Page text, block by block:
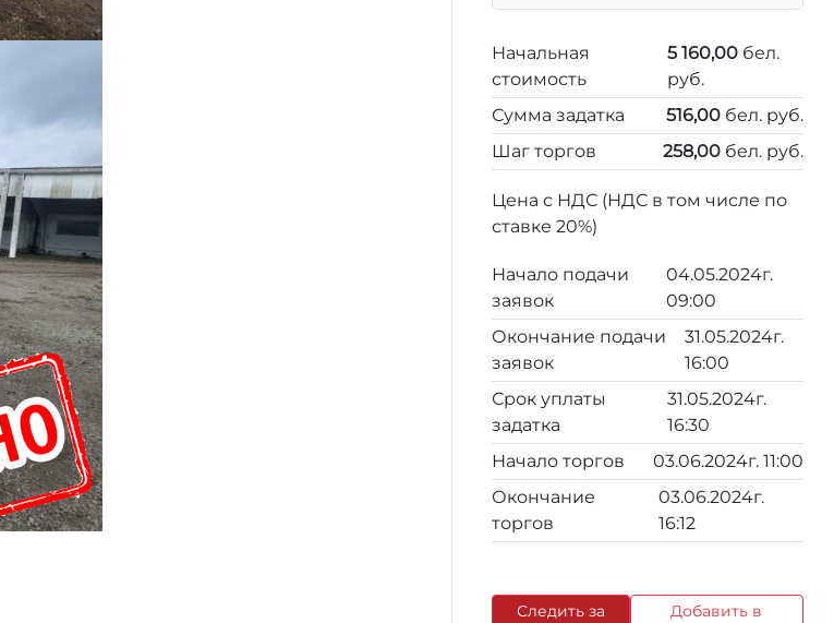
Начальная
стоимость
5 160,00бел.
руб.
Сумма задатка
516,00 бел. руб.
Шаг торгов
258,00 бел. руб.
Цена с НДС (НДС в том числе по
ставке 20%)
Начало подачи
заявок
04.05.2024г.
09:00
Окончание подачи
заявок
31.05.2024г.
16:00
Срок уплаты
задатка
31.05.2024г.
16:30
Начало торгов
03.06.2024г. 11:00
Окончание
торгов
03.06.2024г.
16:12
Следить за
Добавить в